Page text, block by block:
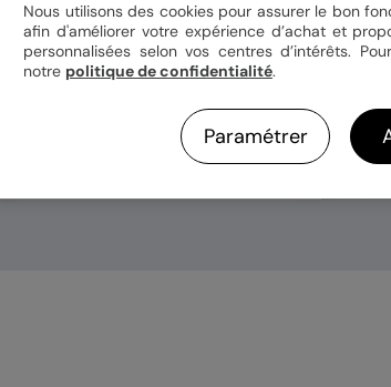
Nous utilisons des cookies pour assurer le bon
afin d'améliorer votre expérience d’achat et
personnalisées selon vos centres d’intérêts.
notre politique de confidentialité.
Paramétrer